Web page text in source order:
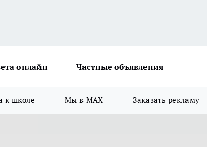
онлайн Частные объявления
к школе Мы в MAX Заказать рекламу